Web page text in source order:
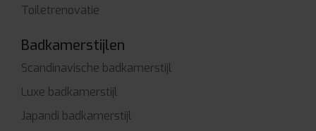
Toiletrenovatie
Badkamerstijlen
Scandinavische badkamerstijl
Luxe badkamerstijl
Japandi badkamerstijl